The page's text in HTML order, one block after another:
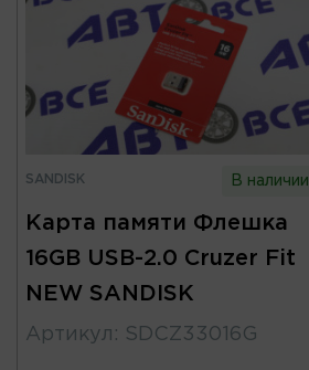
SANDISK В наличии
Карта памяти Флешка
16GB USB-2.0 Cruzer Fit
NEW SANDISK
Артикул : SDCZ33016G